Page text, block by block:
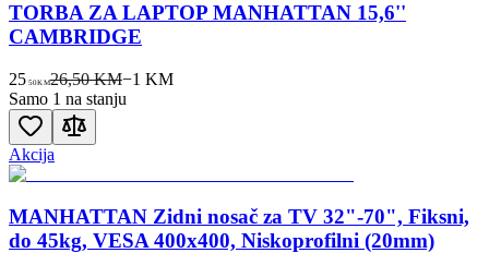
TORBA ZA LAPTOP MANHATTAN 15,6''
CAMBRIDGE
25 50KM26,50 KM−1 KM
Samo 1 na stanju
Akcija
MANHATTAN Zidni nosač za TV 32"-70", Fiksni,
do 45kg, VESA 400x400, Niskoprofilni (20mm)